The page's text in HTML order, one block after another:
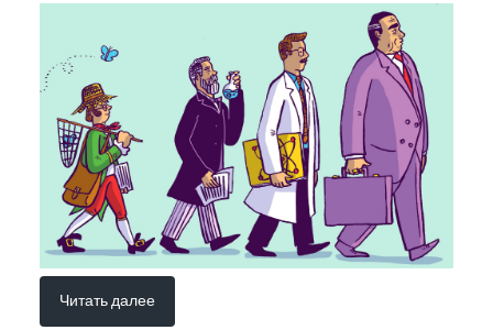
Читать далее